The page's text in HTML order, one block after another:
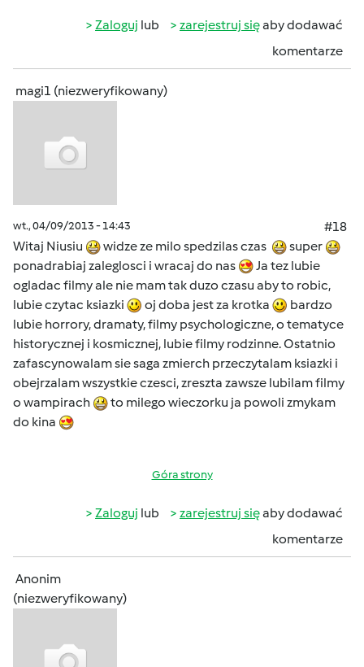
Zaloguj lub zarejestruj sięaby dodawać
komentarze
magi1 (niezweryfikowany)
wt., 04/09/2013 - 14:43
#18
Witaj Niusiu
widze ze milo spedzilas czas
super
ponadrabiaj zaleglosci i wracaj do nas
Ja tez lubie
ogladac filmy ale nie mam tak duzo czasu aby to robic,
lubie czytac ksiazki
oj doba jest za krotka
bardzo
lubie horrory, dramaty, filmy psychologiczne, o tematyce
historycznej i kosmicznej, lubie filmy rodzinne. Ostatnio
zafascynowalam sie saga zmierch przeczytalam ksiazki i
obejrzalam wszystkie czesci, zreszta zawsze lubilam filmy
o wampirach
to milego wieczorku ja powoli zmykam
do kina
Góra strony
Zaloguj lub zarejestruj sięaby dodawać
komentarze
Anonim
(niezweryfikowany)